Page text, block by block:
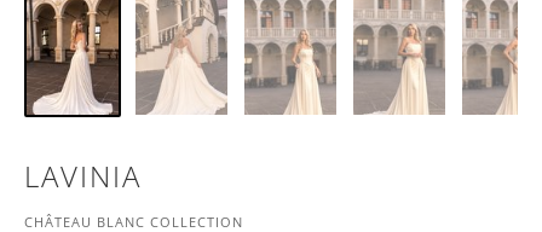
LAVINIA
CHÂTEAU BLANC COLLECTION